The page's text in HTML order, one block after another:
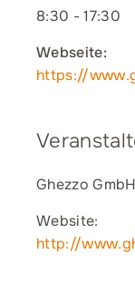
8:30 - 17:30
Webseite:
https://
Ghezzo GmbH
Website:
http://